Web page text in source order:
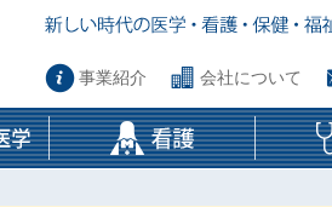
事業紹介 会社について